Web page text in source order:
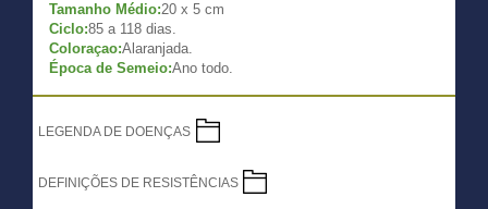
Tamanho Médio:20 x 5 cm
Ciclo:85 a 118 dias.
Coloraçao:Alaranjada.
Época de Semeio:Ano todo.
LEGENDA DE DOENÇAS
DEFINIÇÕES DE RESISTÊNCIAS